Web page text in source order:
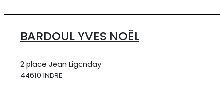
BARDOUL YVES NOËL
2 place Jean Ligonday
44610 INDRE